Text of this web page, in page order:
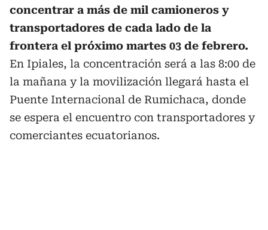
concentrar a más de mil camioneros y
transportadores de cada lado de la
frontera el próximo martes 03 de febrero.
En Ipiales, la concentración será a las 8:00 de
la mañana y la movilización llegará hasta el
Puente Internacional de Rumichaca, donde
se espera el encuentro con transportadores y
comerciantes ecuatorianos.